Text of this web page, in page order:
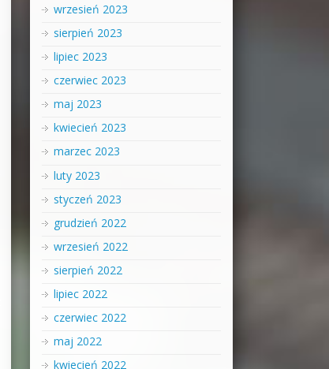
wrzesień 2023
sierpień 2023
lipiec 2023
czerwiec 2023
maj 2023
kwiecień 2023
marzec 2023
luty 2023
styczeń 2023
grudzień 2022
wrzesień 2022
sierpień 2022
lipiec 2022
czerwiec 2022
maj 2022
kwiecień 2022